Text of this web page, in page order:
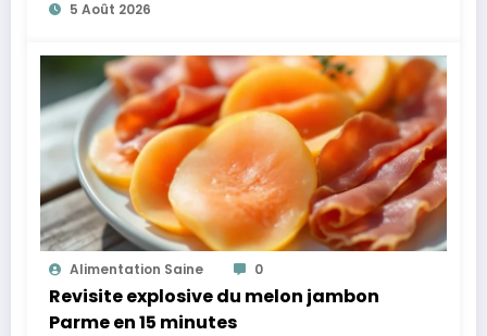
5 Août 2026
Alimentation Saine 0
Revisite explosive du melon jambon
Parme en 15 minutes